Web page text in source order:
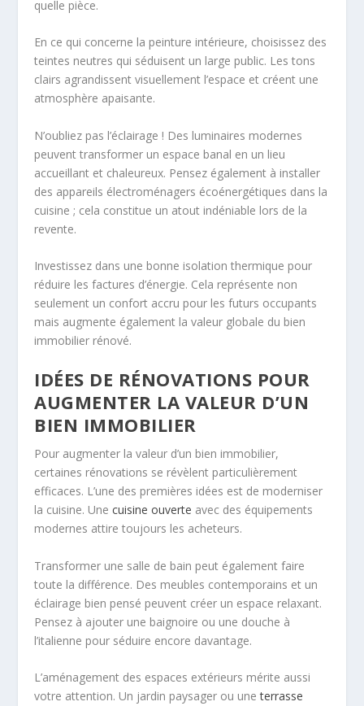
quelle pièce.
En ce qui concerne la peinture intérieure, choisissez des
teintes neutres qui séduisent un large public. Les tons
clairs agrandissent visuellement l’espace et créent une
atmosphère apaisante.
N’oubliez pas l’éclairage ! Des luminaires modernes
peuvent transformer un espace banal en un lieu
accueillant et chaleureux. Pensez également à installer
des appareils électroménagers écoénergétiques dans la
cuisine ; cela constitue un atout indéniable lors de la
revente.
Investissez dans une bonne isolation thermique pour
réduire les factures d’énergie. Cela représente non
seulement un confort accru pour les futurs occupants
mais augmente également la valeur globale du bien
immobilier rénové.
IDÉES DE RÉNOVATIONS POUR
AUGMENTER LA VALEUR D’UN
BIEN IMMOBILIER
Pour augmenter la valeur d’un bien immobilier,
certaines rénovations se révèlent particulièrement
efficaces. L’une des premières idées est de moderniser
la cuisine. Unecuisine ouverte avec des équipements
modernes attire toujours les acheteurs.
Transformer une salle de bain peut également faire
toute la différence. Des meubles contemporains et un
éclairage bien pensé peuvent créer un espace relaxant.
Pensez à ajouter une baignoire ou une douche à
l’italienne pour séduire encore davantage.
L’aménagement des espaces extérieurs mérite aussi
votre attention. Un jardin paysager ou uneterrasse